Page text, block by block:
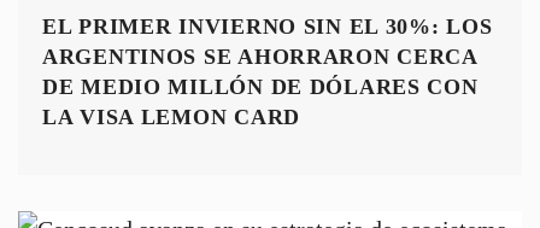
EL PRIMER INVIERNO SIN EL 30%: LOS
ARGENTINOS SE AHORRARON CERCA
DE MEDIO MILLÓN DE DÓLARES CON
LA VISA LEMON CARD